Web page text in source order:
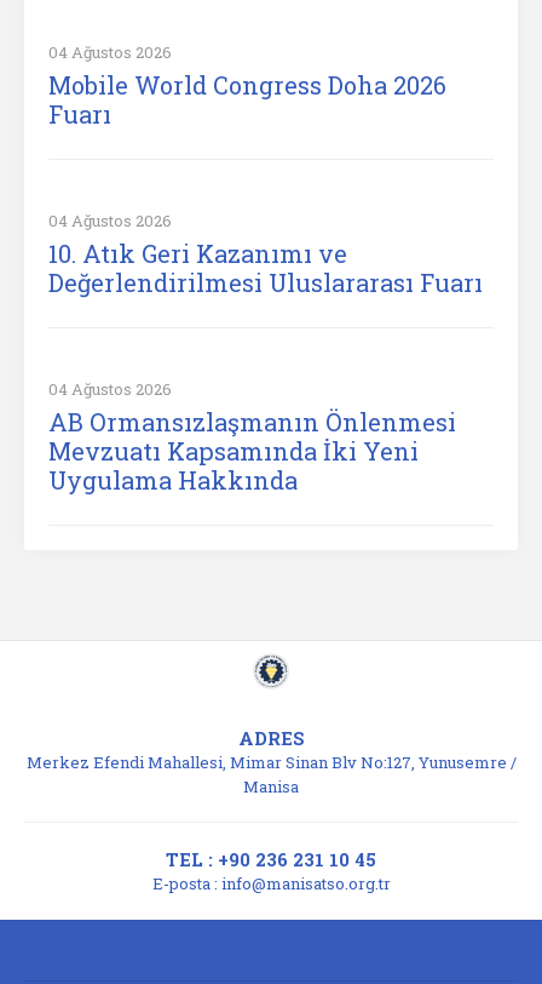
04 Ağustos 2026
Mobile World Congress Doha 2026
Fuarı
04 Ağustos 2026
10. Atık Geri Kazanımı ve
Değerlendirilmesi Uluslararası Fuarı
04 Ağustos 2026
AB Ormansızlaşmanın Önlenmesi
Mevzuatı Kapsamında İki Yeni
Uygulama Hakkında
ADRES
Merkez Efendi Mahallesi, Mimar Sinan Blv No:127, Yunusemre /
Manisa
TEL : +90 236 231 10 45
E-posta : info@manisatso.org.tr